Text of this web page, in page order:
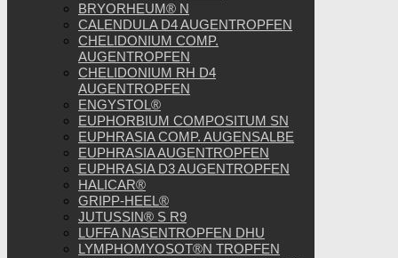
BRYORHEUM® N
CALENDULA D4 AUGENTROPFEN
CHELIDONIUM COMP.
AUGENTROPFEN
CHELIDONIUM RH D4
AUGENTROPFEN
ENGYSTOL®
EUPHORBIUM COMPOSITUM SN
EUPHRASIA COMP. AUGENSALBE
EUPHRASIA AUGENTROPFEN
EUPHRASIA D3 AUGENTROPFEN
HALICAR®
GRIPP-HEEL®
JUTUSSIN® S R9
LUFFA NASENTROPFEN DHU
LYMPHOMYOSOT®N TROPFEN